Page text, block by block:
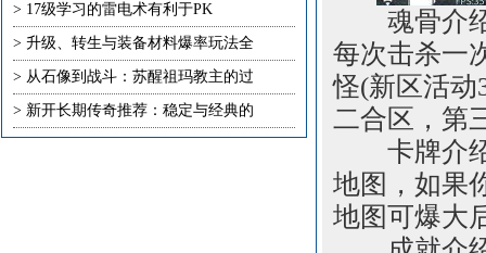
魂骨介绍
每次击杀一
怪(新区活动
二合区，第
卡牌介绍
地图，如果
地图可爆大
> 17级学习的雷电术有利于PK
> 升级、转生与装备材料爆率玩法全
> 从石像到战斗：苏醒祖玛教主的过
> 新开长期传奇推荐：稳定与经典的